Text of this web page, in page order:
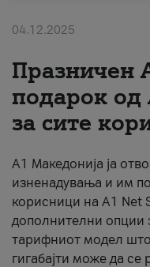
Надополни кредит
За нас
#ПодобарОнлајн
04.12.2025
Празничен
подарок од
за сите
А1 Македонија ја
изненадувања и им
корисници на A1 Net
дополнителни опции
тарифниот модел
гигабајти може да се